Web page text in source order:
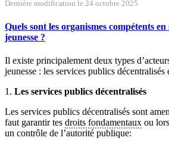
Dernière modification le 24 octobre 2025
Quels sont les organismes compétents
jeunesse ?
Il existe principalement deux types
jeunesse : les services publics décentralisés
1. Les services publics décentralisés
Les services publics décentralisés sont
faut garantir tes droits fondamentaux ou
un contrôle de l’autorité publique: